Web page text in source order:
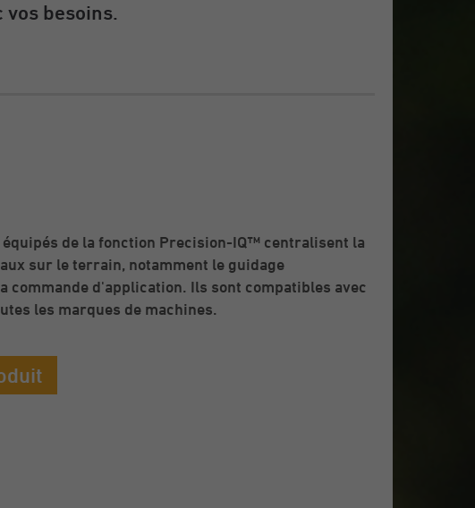
besoins.
équipés de la fonction Precision-IQ™ centralisent la
sur le terrain, notamment le guidage
commande d'application. Ils sont compatibles avec
les marques de machines.